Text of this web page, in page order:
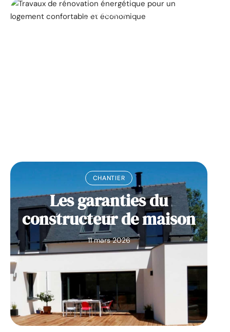
ACTUALITÉ
CHANTIER
Les garanties du
constructeur de maison
11 mars 2026